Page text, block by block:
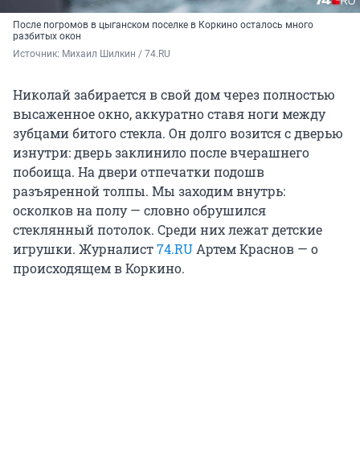
После погромов в цыганском поселке в Коркино осталось много
разбитых окон
Источник: Михаил Шилкин / 74.RU
Николай забирается в свой дом через полностью
высаженное окно, аккуратно ставя ноги между
зубцами битого стекла. Он долго возится с дверью
изнутри: дверь заклинило после вчерашнего
побоища. На двери отпечатки подошв
разъяренной толпы. Мы заходим внутрь:
осколков на полу — словно обрушился
стеклянный потолок. Среди них лежат детские
игрушки. Журналист74.RU Артем Краснов — о
происходящем в Коркино.